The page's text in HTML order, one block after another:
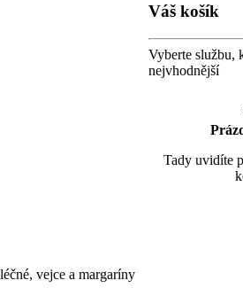
vejce a margaríny
Váš košík
Vyberte službu,
nejvhodnější
Tady uvidíte